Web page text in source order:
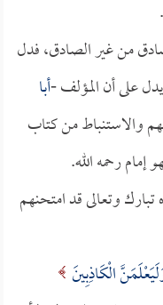
من غير الصادق، فدل
على أن المؤلف -أبا
والاستنباط من كتاب
رحمه الله.
وتعالى قد امتحنهم
الْكَاذِبِينَ